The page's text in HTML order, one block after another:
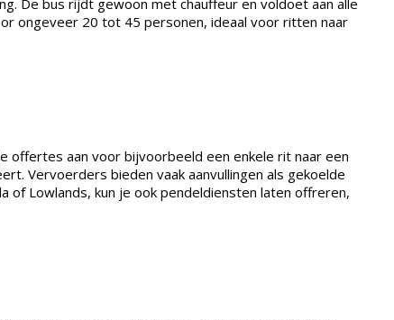
ongeveer 20 tot 45 personen, ideaal voor ritten naar
aan voor bijvoorbeeld een enkele rit naar een
Vervoerders bieden vaak aanvullingen als gekoelde
Lowlands, kun je ook pendeldiensten laten offreren,